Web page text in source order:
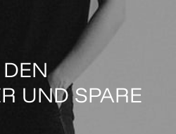
UND SPARE